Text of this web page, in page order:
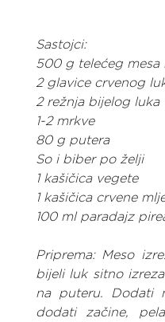
Sastojci:
500 g telećeg mesa
2 glavice crvenog
2 režnja bijelog luka
1-2 mrkve
80 g putera
So i biber po želji
1 kašičica vegete
1 kašičica crvene
100 ml paradajz
Priprema: Meso
bijeli luk sitno
na puteru. Dodati
dodati začine,